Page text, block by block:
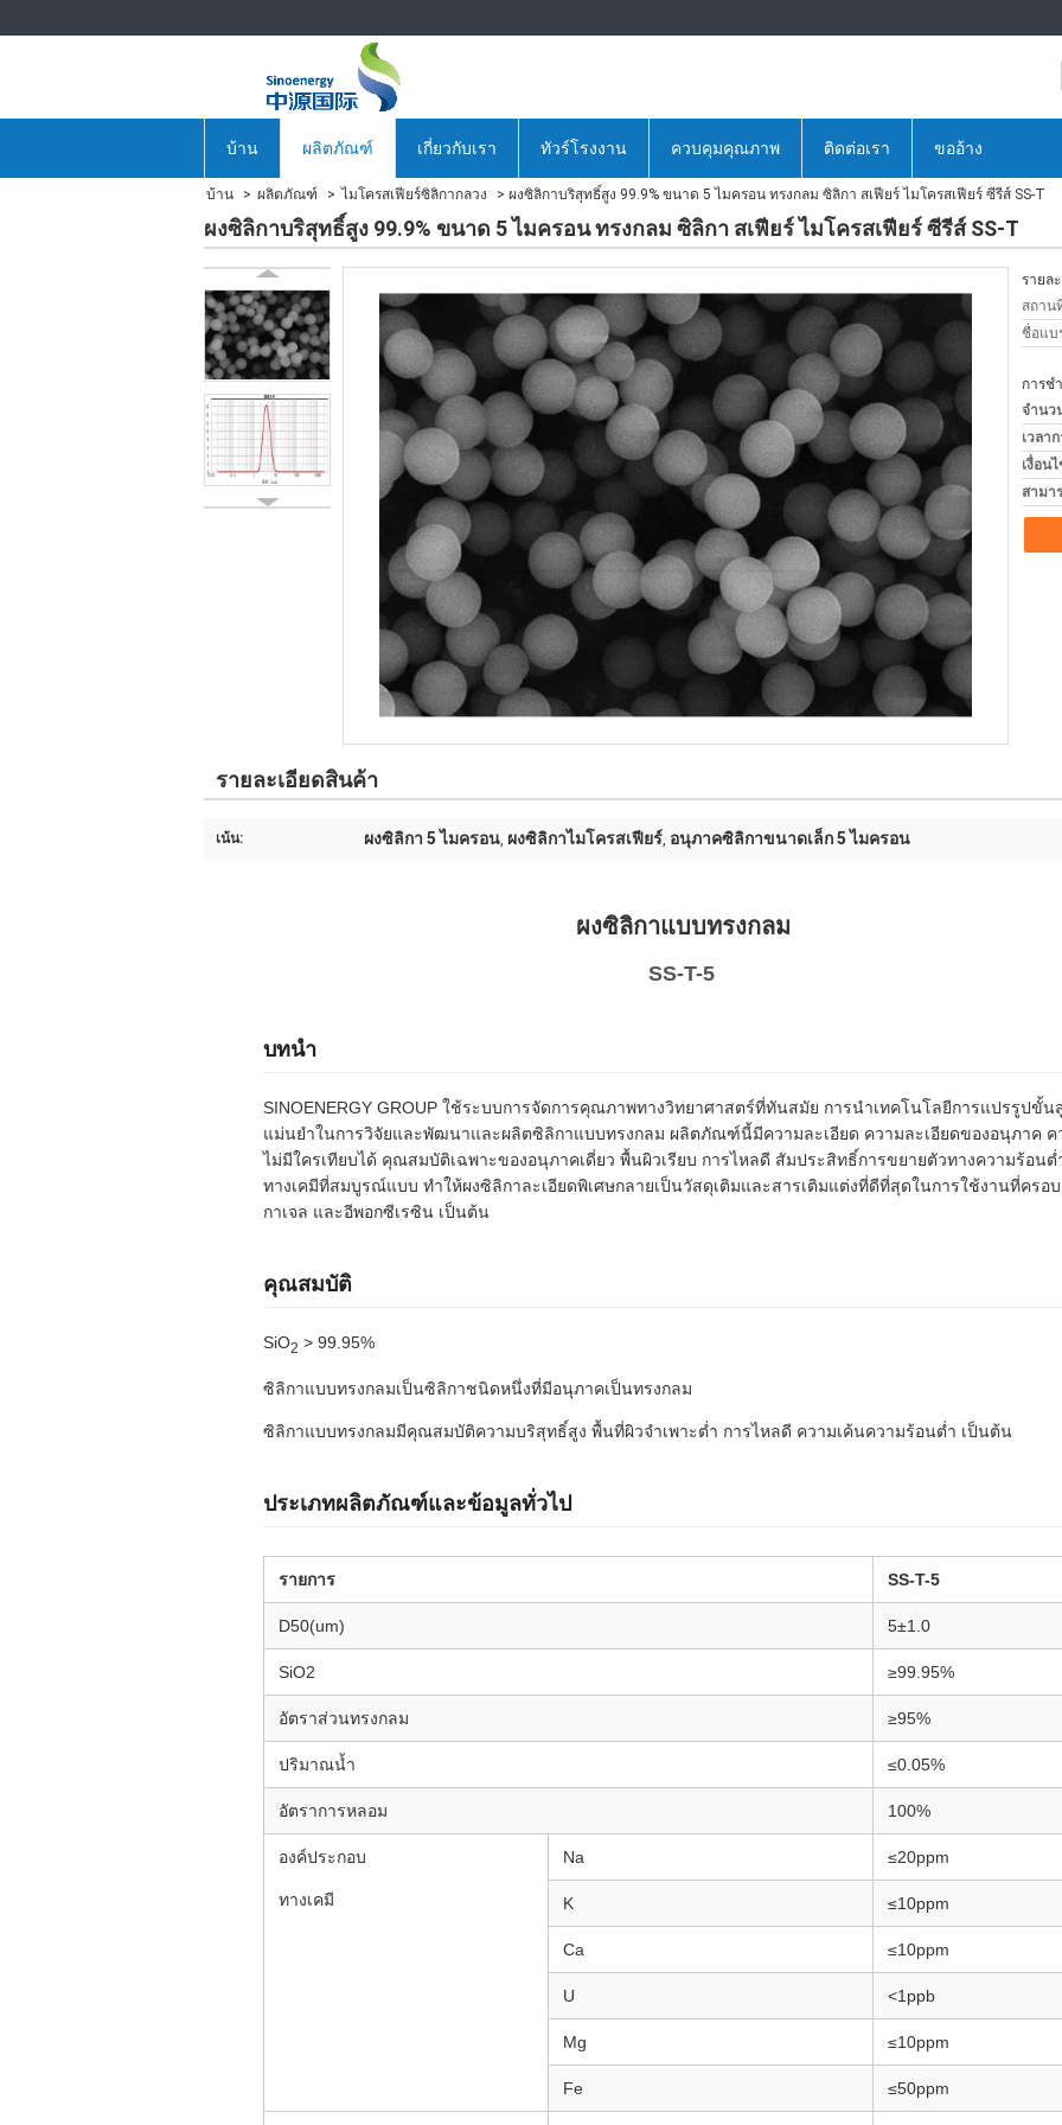
บ้าน ผลิตภัณฑ์ เกี่ยวกับเรา ทัวร์โรงงาน ควบคุมคุณภาพ ติดต่อเรา ขออ้าง
บ้าน ผลิตภัณฑ์ ไมโครสเฟียร์ซิลิกากลวง ผงซิลิกาบริสุทธิ์สูง 99.9% ขนาด 5 ไมครอน ทรงกลม ซิลิกา สเฟียร์ ไมโครสเฟียร์ ซีรีส์ SS-T
ผงซิลิกาบริสุทธิ์สูง 99.9% ขนาด 5 ไมครอน ทรงกลม ซิลิกา สเฟียร์ ไมโครสเฟียร์ ซีรีส์ SS-T
รายล
สถาน
ชื่อแบ
การช
จำนว
เวลา
เงื่อน
สามา
รายละเอียดสินค้า
เน้น: ผงซิลิกา 5 ไมครอน, ผงซิลิกาไมโครสเฟียร์, อนุภาคซิลิกาขนาดเล็ก 5 ไมครอน
ผงซิลิกาแบบทรงกลม
SS-T-5
บทนำ
SINOENERGY GROUP ใช้ระบบการจัดการคุณภาพทางวิทยาศาสตร์ที่ทันสมัย การนำเทคโนโลยีการแปรรูปขั้
แม่นยำในการวิจัยและพัฒนาและผลิตซิลิกาแบบทรงกลม ผลิตภัณฑ์นี้มีความละเอียด ความละเอียดของอนุภาค
ไม่มีใครเทียบได้ คุณสมบัติเฉพาะของอนุภาคเดี่ยว พื้นผิวเรียบ การไหลดี สัมประสิทธิ์การขยายตัวทางความร้อน
ทางเคมีที่สมบูรณ์แบบ ทำให้ผงซิลิกาละเอียดพิเศษกลายเป็นวัสดุเติมและสารเติมแต่งที่ดีที่สุดในการใช้งานที่ครอ
กาเจล และอีพอกซีเรซิน เป็นต้น
คุณสมบัติ
SiO2 > 99.95%
ซิลิกาแบบทรงกลมเป็นซิลิกาชนิดหนึ่งที่มีอนุภาคเป็นทรงกลม
ซิลิกาแบบทรงกลมมีคุณสมบัติความบริสุทธิ์สูง พื้นที่ผิวจำเพาะต่ำ การไหลดี ความเค้นความร้อนต่ำ เป็นต้น
ประเภทผลิตภัณฑ์และข้อมูลทั่วไป
รายการ SS-T-5
D50(um) 5±1.0
SiO2 ≥99.95%
อัตราส่วนทรงกลม ≥95%
ปริมาณน้ำ ≤0.05%
อัตราการหลอม 100%
องค์ประกอบ
ทางเคมี
Na ≤20ppm
K ≤10ppm
Ca ≤10ppm
U <1ppb
Mg ≤10ppm
Fe ≤50ppm